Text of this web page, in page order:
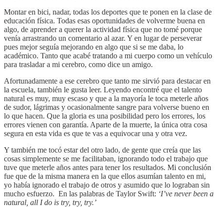
Montar en bici, nadar, todas los deportes que te ponen en la clase de
educación física. Todas esas oportunidades de volverme buena en
algo, de aprender a querer la actividad física que no tomé porque
venía arrastrando un comentario al azar. Y en lugar de perseverar
pues mejor seguía mejorando en algo que si se me daba, lo
académico. Tanto que acabé tratando a mi cuerpo como un vehículo
para trasladar a mi cerebro, como dice un amigo.
Afortunadamente a ese cerebro que tanto me sirvió para destacar en
la escuela, también le gusta leer. Leyendo encontré que el talento
natural es muy, muy escaso y que a la mayoría le toca meterle años
de sudor, lágrimas y ocasionalmente sangre para volverse bueno en
lo que hacen. Que la gloria es una posibilidad pero los errores, los
errores vienen con garantía. Aparte de la muerte, la única otra cosa
segura en esta vida es que te vas a equivocar una y otra vez.
Y también me tocó estar del otro lado, de gente que creía que las
cosas simplemente se me facilitaban, ignorando todo el trabajo que
tuve que meterle años antes para tener los resultados. Mi conclusión
fue que de la misma manera en la que ellos asumían talento en mi,
yo había ignorado el trabajo de otros y asumido que lo lograban sin
mucho esfuerzo. En las palabras de Taylor Swift: ‘I’ve never been a
natural, all I do is try, try, try.’